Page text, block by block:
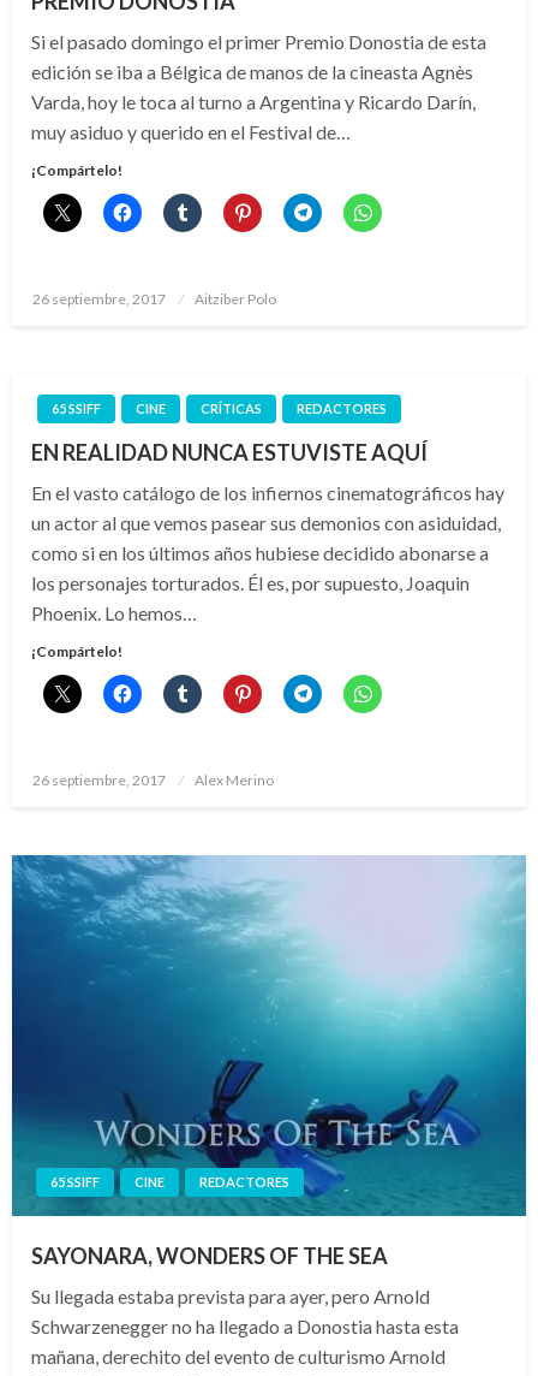
Si el pasado domingo el primer Premio Donostia de esta
edición se iba a Bélgica de manos de la cineasta Agnès
Varda, hoy le toca al turno a Argentina y Ricardo Darín,
muy asiduo y querido en el Festival de…
¡Compártelo!
Publicado
26 septiembre, 2017 Aitziber Polo
65 SSIFF CINE CRÍTICAS REDACTORES
EN REALIDAD NUNCA ESTUVISTE AQUÍ
En el vasto catálogo de los infiernos cinematográficos hay
un actor al que vemos pasear sus demonios con asiduidad,
como si en los últimos años hubiese decidido abonarse a
los personajes torturados. Él es, por supuesto, Joaquin
Phoenix. Lo hemos…
¡Compártelo!
Publicado
26 septiembre, 2017 Alex Merino
65 SSIFF CINE REDACTORES
SAYONARA, WONDERS OF THE SEA
Su llegada estaba prevista para ayer, pero Arnold
Schwarzenegger no ha llegado a Donostia hasta esta
mañana, derechito del evento de culturismo Arnold